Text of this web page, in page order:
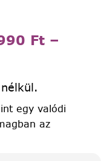
Ft –
egy valódi
az